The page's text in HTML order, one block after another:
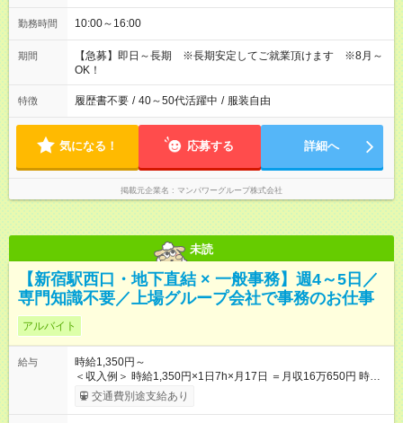
勤務時間 10:00～16:00
期間
【急募】即日～長期 ※長期安定してご就業頂けます ※8月～
OK！
特徴 履歴書不要 / 40～50代活躍中 / 服装自由
気になる！ 応募する 詳細へ
掲載元企業名 マンパワーグループ株式会社
未読
【新宿駅西口・地下直結 × 一般事務】週4～5日／
専門知識不要／上場グループ会社で事務のお仕事
アルバイト
給与
時給1,350円～
＜収入例＞ 時給1,350円×1日7h×月17日 ＝月収16万650円 時給
1,350円×1日7h×月22日 ＝月収20万7900円 【試用期間】試用期
間あり 試用期間の長さ：3ヶ月 雇用形態、給与は本採用時と同
交通費別途支給あり